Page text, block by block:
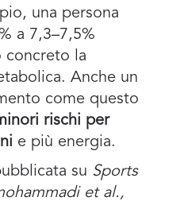
una persona
a 7,3–7,5%
concreto la
Anche un
come questo
rischi per
e più energia.
su Sports
et al.,